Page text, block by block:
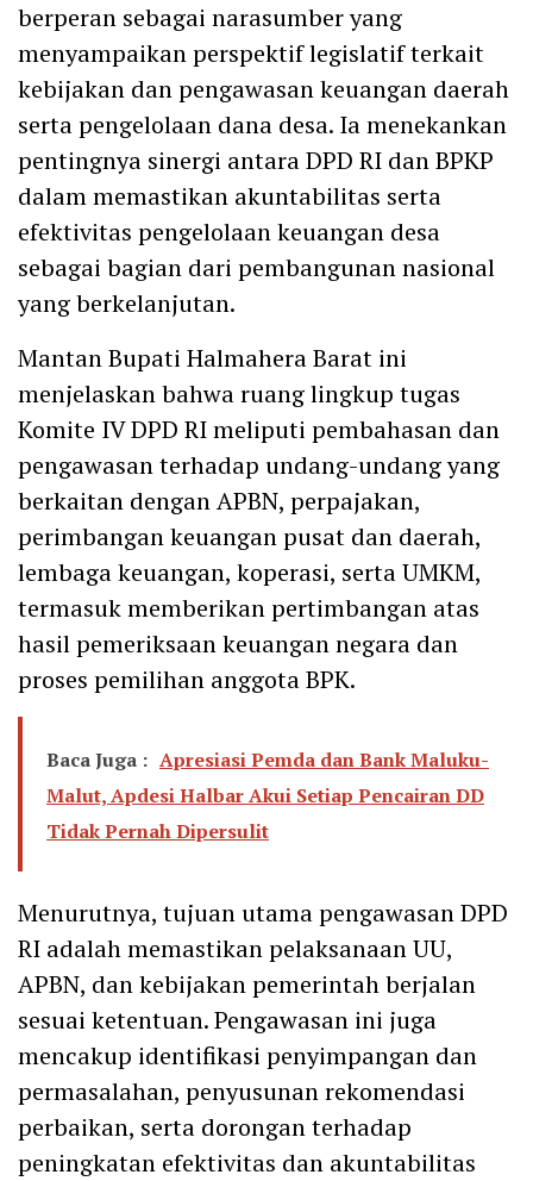
berperan sebagai narasumber yang
menyampaikan perspektif legislatif terkait
kebijakan dan pengawasan keuangan daerah
serta pengelolaan dana desa. Ia menekankan
pentingnya sinergi antara DPD RI dan BPKP
dalam memastikan akuntabilitas serta
efektivitas pengelolaan keuangan desa
sebagai bagian dari pembangunan nasional
yang berkelanjutan.
Mantan Bupati Halmahera Barat ini
menjelaskan bahwa ruang lingkup tugas
Komite IV DPD RI meliputi pembahasan dan
pengawasan terhadap undang-undang yang
berkaitan dengan APBN, perpajakan,
perimbangan keuangan pusat dan daerah,
lembaga keuangan, koperasi, serta UMKM,
termasuk memberikan pertimbangan atas
hasil pemeriksaan keuangan negara dan
proses pemilihan anggota BPK.
Baca Juga : Apresiasi Pemda dan Bank Maluku-
Malut, Apdesi Halbar Akui Setiap Pencairan DD
Tidak Pernah Dipersulit
Menurutnya, tujuan utama pengawasan DPD
RI adalah memastikan pelaksanaan UU,
APBN, dan kebijakan pemerintah berjalan
sesuai ketentuan. Pengawasan ini juga
mencakup identifikasi penyimpangan dan
permasalahan, penyusunan rekomendasi
perbaikan, serta dorongan terhadap
peningkatan efektivitas dan akuntabilitas